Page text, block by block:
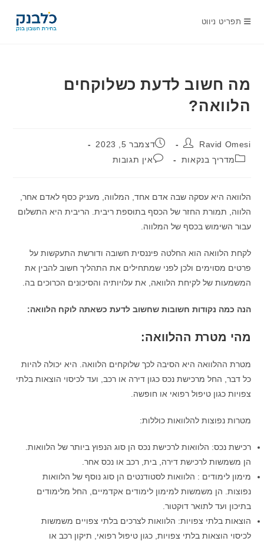
תפריט ניווט
מה חשוב לדעת כשלוקחים
הלוואה?
מחבר:
Ravid Omesi פורסם:דצמבר 5, 2023
קטגוריה:
מדריך בנקאות תגובות:אין תגובות
הלוואה היא עסקה שבה אדם אחד, המלווה, מעניק כסף לאדם אחר,
הלווה, תמורת החזר של הכסף בתוספת ריבית. הריבית היא התשלום
עבור השימוש בכסף של המלווה.
לקחת הלוואה הוא החלטה פיננסית חשובה ודורשת התעקשות על
פרטים מסוימים ולכן לפני שמתחילים את התהליך חשוב להבין את
המשמעות של לקיחת הלוואה, את עלויותיה והסיכונים הכרוכים בה.
הנה כמה נקודות חשובות שחשוב לדעת כשאתה לוקח הלוואה:
מהי מטרת ההלוואה:
מטרת ההלוואה היא הסיבה לכך שלוקחים הלוואה. היא יכולה להיות
כל דבר, החל מרכישת נכס כגון דירה או רכב, ועד לכיסוי הוצאות בלתי
צפויות כגון טיפול רפואי או חופשה.
מטרות נפוצות להלוואות כוללות:
רכישת נכס: הלוואות לרכישת נכס הן סוג הנפוץ ביותר של הלוואות.
הן משמשות לרכישת דירה, בית, רכב או נכס אחר.
מימון לימודים : הלוואות לסטודנטים הן סוג נוסף של הלוואות
נפוצות. הן משמשות למימון לימודים אקדמיים, החל מלימודים
בתיכון ועד לתואר דוקטור.
הוצאות בלתי צפויות: הלוואות לצרכים בלתי צפויים משמשות
לכיסוי הוצאות בלתי צפויות, כגון טיפול רפואי, תיקון רכב או